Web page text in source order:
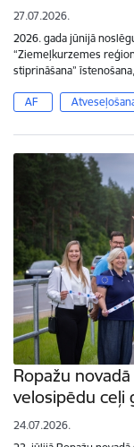
27.07.2026.
2026. gada jūnijā
“Ziemeļkurzemes
stiprināšana”
AF
Ropažu
velosipēdu ceļi
24.07.2026.